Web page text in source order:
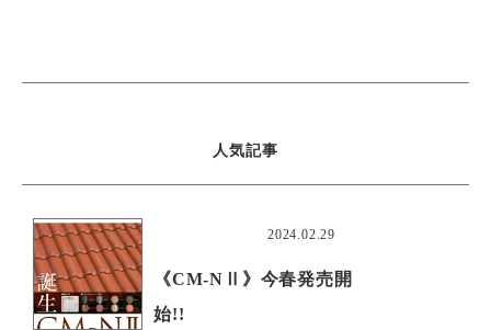
人気記事
2024.02.29
《CM-NⅡ》今春発売開
始!!